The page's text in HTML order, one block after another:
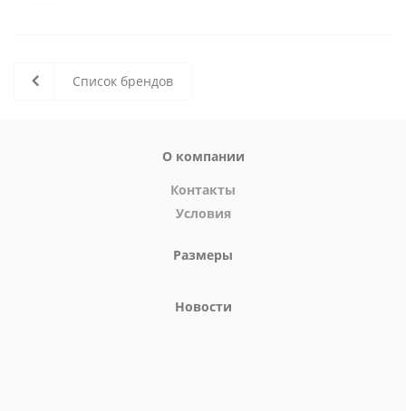
Список брендов
О компании
Контакты
Условия
Размеры
Новости